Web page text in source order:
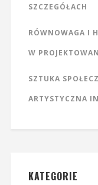
SZCZEGÓŁACH
RÓWNOWAGA I
W
SZTUKA
ARTYSTYCZNA
KATEGORIE